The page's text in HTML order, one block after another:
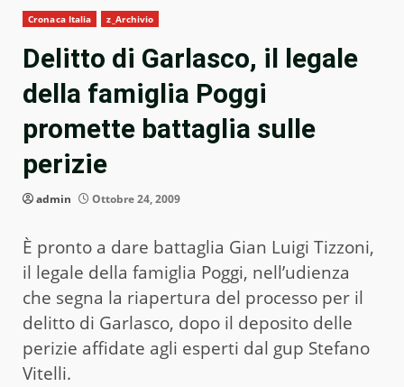
Cronaca Italia z_Archivio
Delitto di Garlasco, il legale
della famiglia Poggi
promette battaglia sulle
perizie
admin Ottobre 24, 2009
È pronto a dare battaglia Gian Luigi Tizzoni,
il legale della famiglia Poggi, nell’udienza
che segna la riapertura del processo per il
delitto di Garlasco, dopo il deposito delle
perizie affidate agli esperti dal gup Stefano
Vitelli.